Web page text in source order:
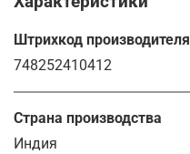
Штрихкод производителя
748252410412
Страна производства
Индия